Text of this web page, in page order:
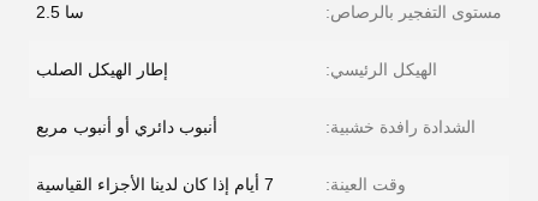
مستوى التفجير بالرصاص: سا 2.5
الهيكل الرئيسي: إطار الهيكل الصلب
الشدادة رافدة خشبية: أنبوب دائري أو أنبوب مربع
وقت العينة: 7 أيام إذا كان لدينا الأجزاء القياسية